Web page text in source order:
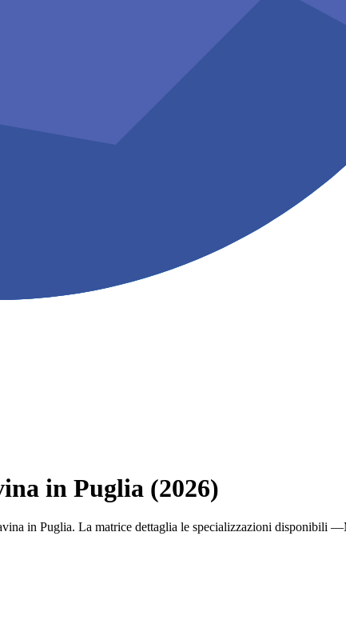
in Puglia (2026)
in Puglia. La matrice dettaglia le specializzazioni disponibili